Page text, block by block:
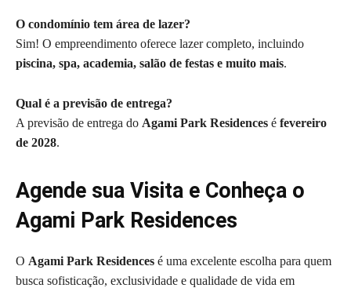
O condomínio tem área de lazer?
Sim! O empreendimento oferece lazer completo, incluindo
piscina, spa, academia, salão de festas e muito mais.
Qual é a previsão de entrega?
A previsão de entrega do Agami Park Residences é fevereiro
de 2028.
Agende sua Visita e Conheça o
Agami Park Residences
O Agami Park Residences é uma excelente escolha para quem
busca sofisticação, exclusividade e qualidade de vida em